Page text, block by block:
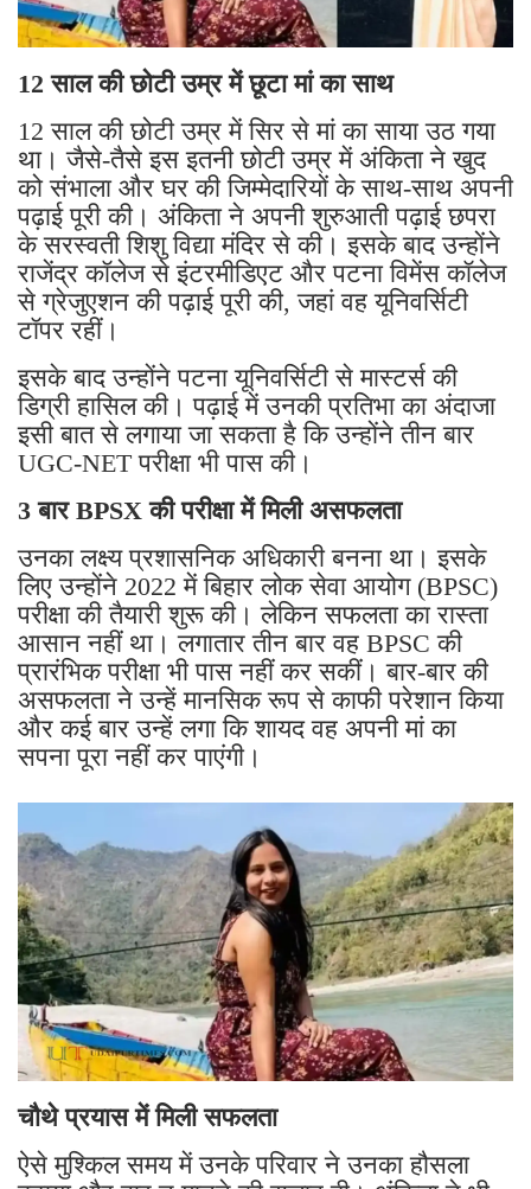
12 साल की छोटी उम्र में छूटा मां का साथ
12 साल की छोटी उम्र में सिर से मां का साया उठ गया
था। जैसे-तैसे इस इतनी छोटी उम्र में अंकिता ने खुद
को संभाला और घर की जिम्मेदारियों के साथ-साथ अपनी
पढ़ाई पूरी की। अंकिता ने अपनी शुरुआती पढ़ाई छपरा
के सरस्वती शिशु विद्या मंदिर से की। इसके बाद उन्होंने
राजेंद्र कॉलेज से इंटरमीडिएट और पटना विमेंस कॉलेज
से ग्रेजुएशन की पढ़ाई पूरी की, जहां वह यूनिवर्सिटी
टॉपर रहीं।
इसके बाद उन्होंने पटना यूनिवर्सिटी से मास्टर्स की
डिग्री हासिल की। पढ़ाई में उनकी प्रतिभा का अंदाजा
इसी बात से लगाया जा सकता है कि उन्होंने तीन बार
UGC-NET परीक्षा भी पास की।
3 बार BPSX की परीक्षा में मिली असफलता
उनका लक्ष्य प्रशासनिक अधिकारी बनना था। इसके
लिए उन्होंने 2022 में बिहार लोक सेवा आयोग (BPSC)
परीक्षा की तैयारी शुरू की। लेकिन सफलता का रास्ता
आसान नहीं था। लगातार तीन बार वह BPSC की
प्रारंभिक परीक्षा भी पास नहीं कर सकीं। बार-बार की
असफलता ने उन्हें मानसिक रूप से काफी परेशान किया
और कई बार उन्हें लगा कि शायद वह अपनी मां का
सपना पूरा नहीं कर पाएंगी।
चौथे प्रयास में मिली सफलता
ऐसे मुश्किल समय में उनके परिवार ने उनका हौसला